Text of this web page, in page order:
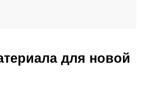
для новой